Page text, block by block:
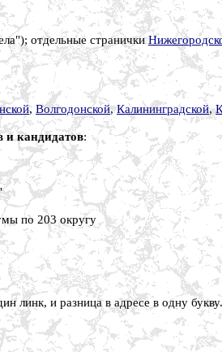
отдельные странички
, Волгодонской,Калининградской,
и кандидатов:
по 203 округу
линк, и разница в адресе в одну